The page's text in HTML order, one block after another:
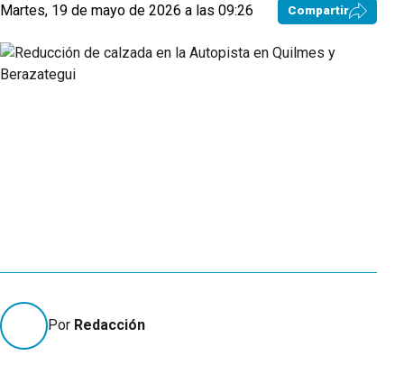
Martes, 19 de mayo de 2026 a las 09:26 Compartir
Por Redacción